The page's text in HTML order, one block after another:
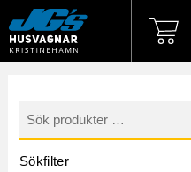
efter:
Sökfilter